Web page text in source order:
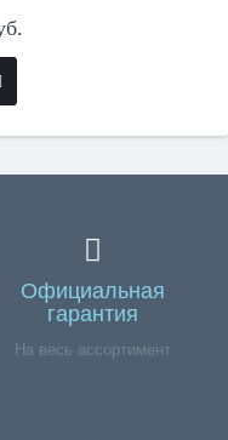
Официальная
гарантия
На весь ассортимент